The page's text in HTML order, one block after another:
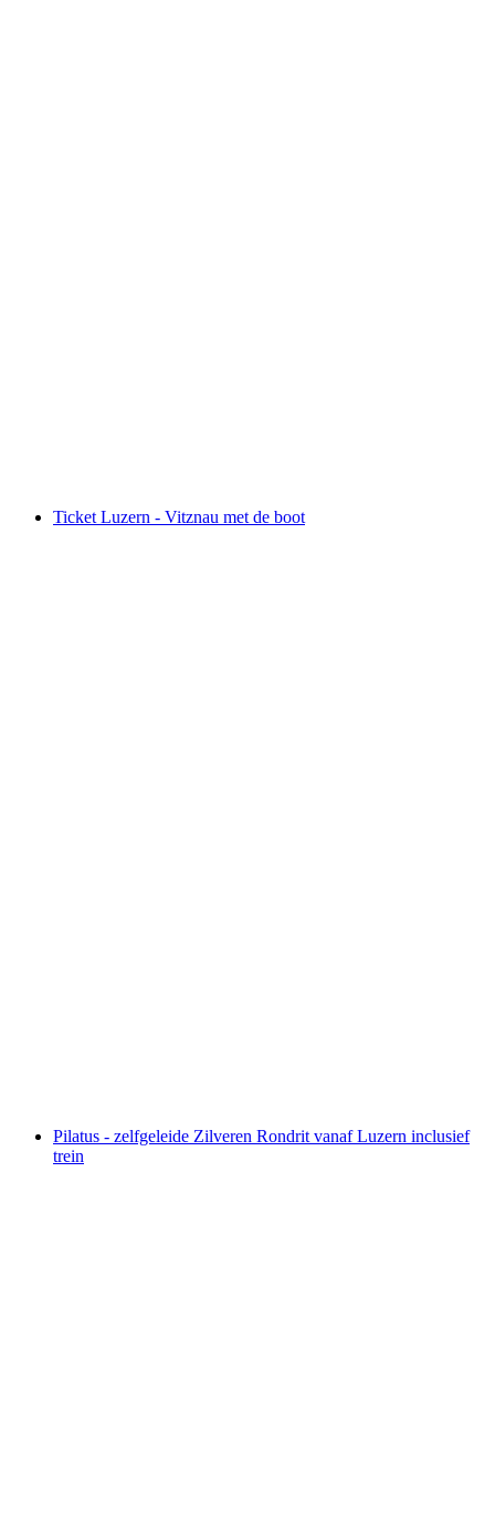
Ticket Luzern - Vitznau met de boot
Pilatus - zelfgeleide Zilveren Rondrit vanaf Luzern inclusief
trein